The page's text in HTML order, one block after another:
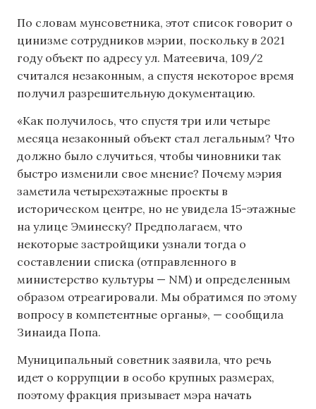
По словам мунсоветника, этот список говорит о
цинизме сотрудников мэрии, поскольку в 2021
году объект по адресу ул. Матеевича, 109/2
считался незаконным, а спустя некоторое время
получил разрешительную документацию.
«Как получилось, что спустя три или четыре
месяца незаконный объект стал легальным? Что
должно было случиться, чтобы чиновники так
быстро изменили свое мнение? Почему мэрия
заметила четырехэтажные проекты в
историческом центре, но не увидела 15-этажные
на улице Эминеску? Предполагаем, что
некоторые застройщики узнали тогда о
составлении списка (отправленного в
министерство культуры — NM) и определенным
образом отреагировали. Мы обратимся по этому
вопросу в компетентные органы», — сообщила
Зинаида Попа.
Муниципальный советник заявила, что речь
идет о коррупции в особо крупных размерах,
поэтому фракция призывает мэра начать